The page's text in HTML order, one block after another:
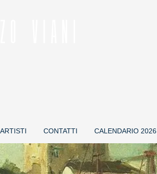
t i c o C u l t u r a l e
CONTATTI CALENDARIO 2026